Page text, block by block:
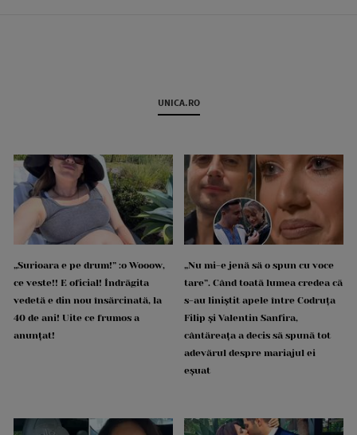
UNICA.RO
„Surioara e pe drum!” :o Wooow,
ce veste!! E oficial! Îndrăgita
vedetă e din nou însărcinată, la
40 de ani! Uite ce frumos a
anunțat!
„Nu mi-e jenă să o spun cu voce
tare”. Când toată lumea credea că
s-au liniștit apele între Codruța
Filip și Valentin Sanfira,
cântăreața a decis să spună tot
adevărul despre mariajul ei
eșuat